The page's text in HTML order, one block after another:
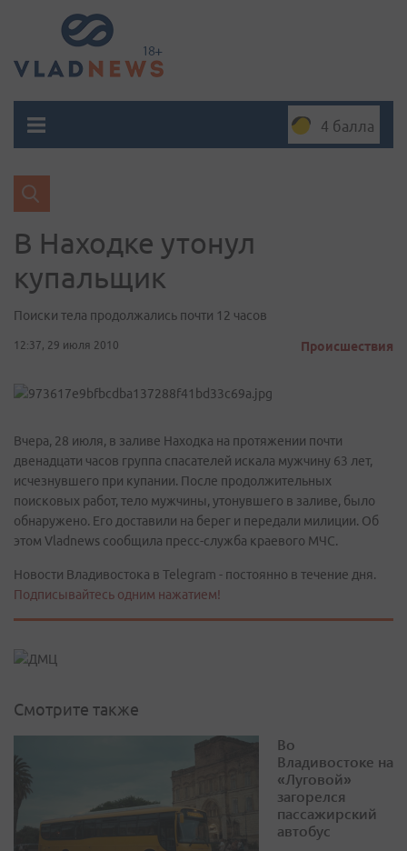
4 балла
В Находке утонул
купальщик
Поиски тела продолжались почти 12 часов
12:37, 29 июля 2010 Происшествия
Вчера, 28 июля, в заливе Находка на протяжении почти
двенадцати часов группа спасателей искала мужчину 63 лет,
исчезнувшего при купании. После продолжительных
поисковых работ, тело мужчины, утонувшего в заливе, было
обнаружено. Его доставили на берег и передали милиции. Об
этом Vladnews сообщила пресс-служба краевого МЧС.
Новости Владивостока в Telegram - постоянно в течение дня.
Подписывайтесь одним нажатием!
Смотрите также
Во
Владивостоке на
«Луговой»
загорелся
пассажирский
автобус